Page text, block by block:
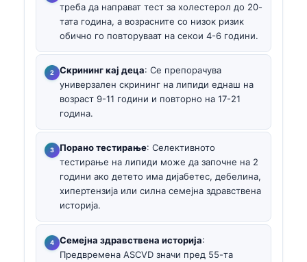
треба да направат тест за холестерол до 20-
тата година, а возрасните со низок ризик
обично го повторуваат на секои 4-6 години.
Скрининг кај деца: Се препорачува
универзален скрининг на липиди еднаш на
возраст 9-11 години и повторно на 17-21
година.
Порано тестирање: Селективното
тестирање на липиди може да започне на 2
години ако детето има дијабетес, дебелина,
хипертензија или силна семејна здравствена
историја.
Семејна здравствена историја:
Предвремена ASCVD значи пред 55-та